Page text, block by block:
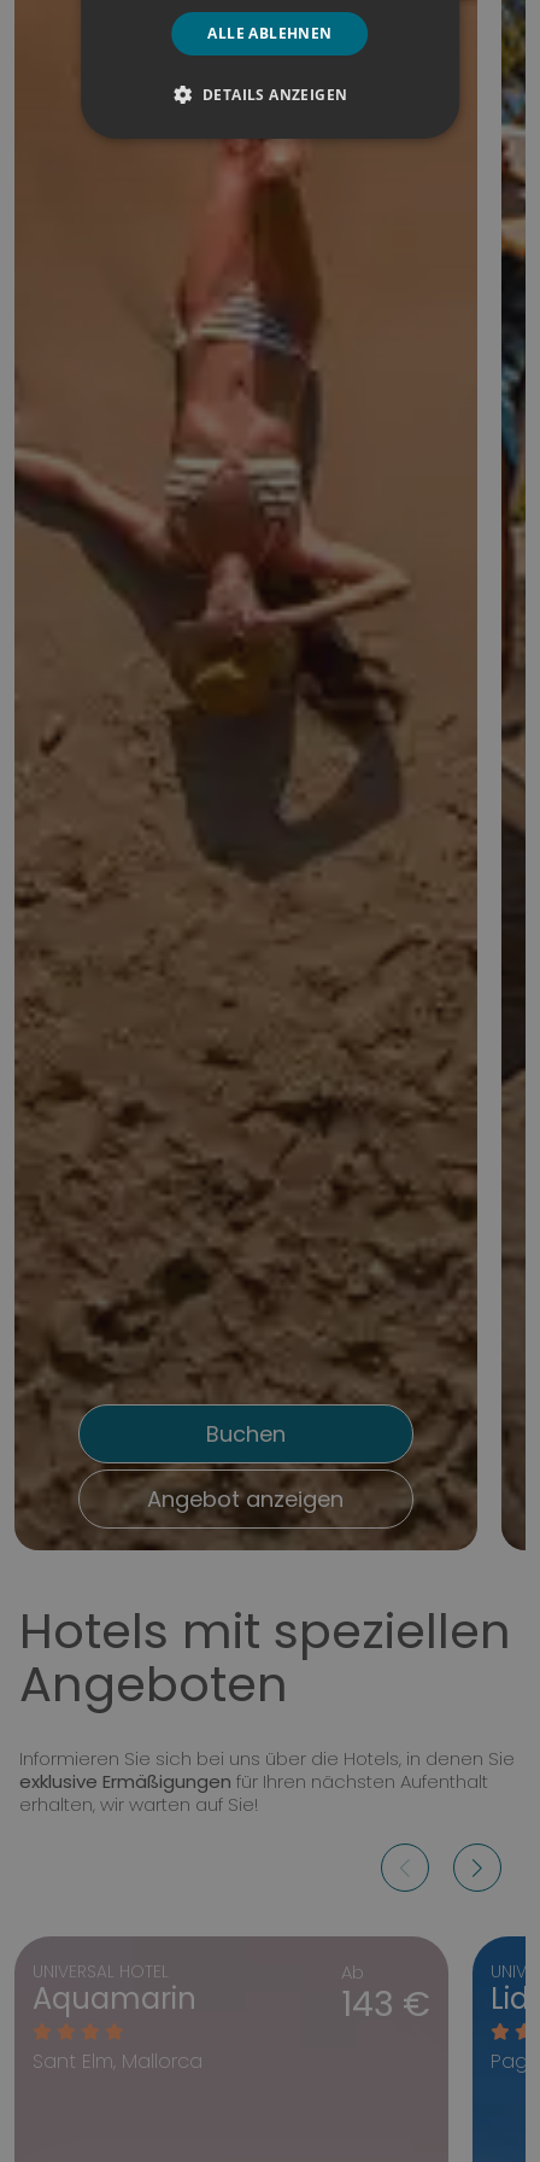
Buchen
Angebot anzeigen
Hotels mit speziellen
Angeboten
Informieren Sie sich bei uns über die Hotels, in denen Sie
exklusive Ermäßigungen für Ihren nächsten Aufenthalt
erhalten, wir warten auf Sie!
Ab
143 €
UNIVERSAL HOTEL
Aquamarin
Sant Elm, Mallorca
ALLE ABLEHNEN
DETAILS ANZEIGEN